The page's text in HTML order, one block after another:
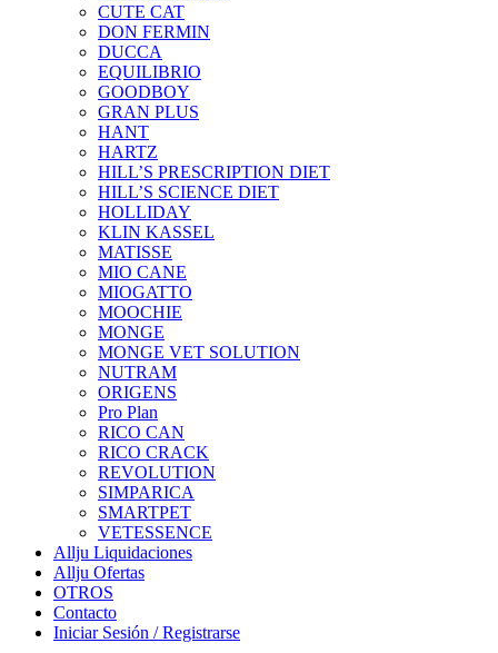
CUTE CAT
DON FERMIN
DUCCA
EQUILIBRIO
GOODBOY
GRAN PLUS
HANT
HARTZ
HILL’S PRESCRIPTION DIET
HILL’S SCIENCE DIET
HOLLIDAY
KLIN KASSEL
MATISSE
MIO CANE
MIOGATTO
MOOCHIE
MONGE
MONGE VET SOLUTION
NUTRAM
ORIGENS
Pro Plan
RICO CAN
RICO CRACK
REVOLUTION
SIMPARICA
SMARTPET
VETESSENCE
Allju Liquidaciones
Allju Ofertas
OTROS
Contacto
Iniciar Sesión / Registrarse